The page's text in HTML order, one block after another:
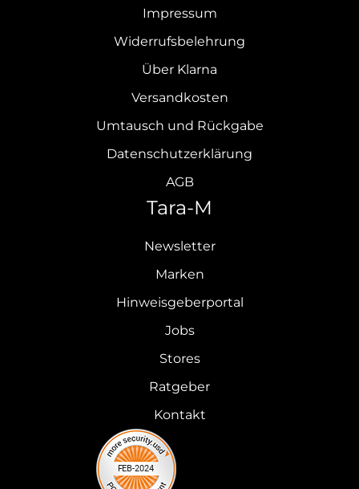
Impressum
Widerrufsbelehrung
Über Klarna
Versandkosten
Umtausch und Rückgabe
Datenschutzerklärung
AGB
Tara-M
Newsletter
Marken
Hinweisgeberportal
Jobs
Stores
Ratgeber
Kontakt